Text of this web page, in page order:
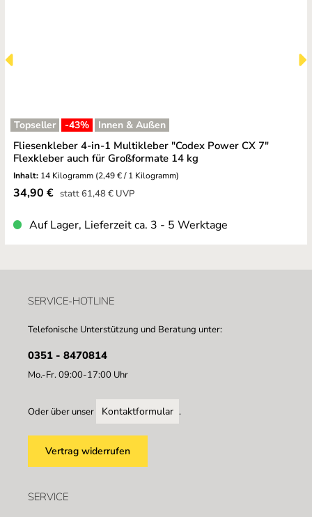
Topseller -43% Innen & Außen
Fliesenkleber 4-in-1 Multikleber "Codex Power CX 7"
Flexkleber auch für Großformate 14 kg
Inhalt: 14 Kilogramm (2,49 € / 1 Kilogramm)
Verkaufspreis:
34,90 € stattRegulärer Preis:
61,48 €UVP
Auf Lager, Lieferzeit ca. 3 - 5 Werktage
SERVICE-HOTLINE
Telefonische Unterstützung und Beratung unter:
0351 - 8470814
Mo.-Fr. 09:00-17:00 Uhr
Oder über unser Kontaktformular .
Vertrag widerrufen
SERVICE